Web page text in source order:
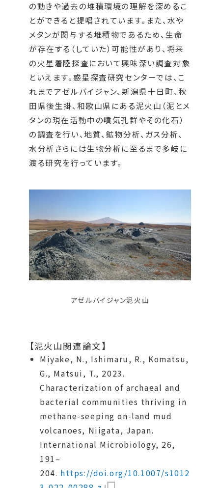
の動きや過去の堆積環境の理解を深めるこ
とができると提唱されています。また、水や
メタンが関与する堆積物であるため、生命
が存在する（していた）可能性があり、将来
の火星着陸探査において興味深い調査対象
といえます。惑星探査研究センターでは、こ
れまでアゼルバイジャン、新潟県十日町、秋
田県後生掛、和歌山県にある泥火山（泥とメ
タンの現在活動中の噴気孔群やその化石）
の調査を行い、地質、鉱物分析、ガス分析、
水分析さらには生物分析に至るまで多岐に
渡る研究を行っています。
アゼルバイジャン泥火山
【泥火山関連論文】
Miyake, N., Ishimaru, R., Komatsu,
G., Matsui, T., 2023.
Characterization of archaeal and
bacterial communities thriving in
methane-seeping on-land mud
volcanoes, Niigata, Japan.
International Microbiology, 26,
191–
204. https://doi.org/10.1007/s1012